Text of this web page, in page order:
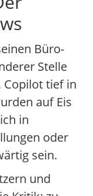
Büro-
Stelle
Copilot tief in
auf Eis
in
oder
sein.
und